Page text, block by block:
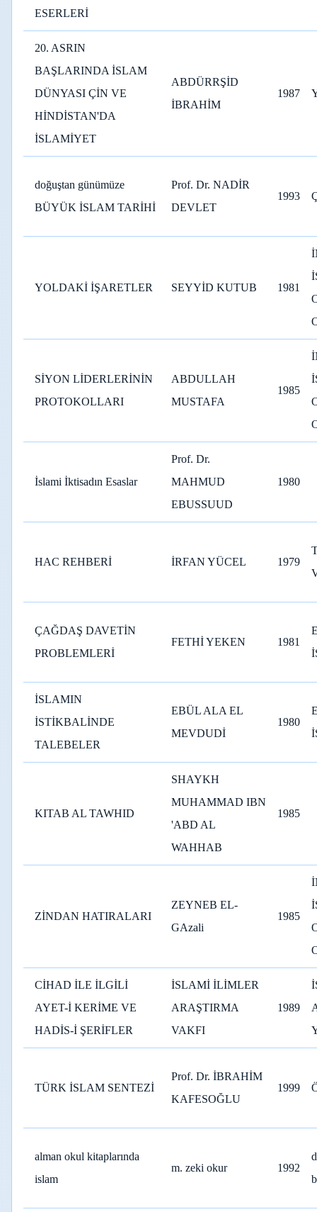
ESERLERİ
20. ASRIN
BAŞLARINDA İSLAM
DÜNYASI ÇİN VE
HİNDİSTAN'DA
İSLAMİYET
ABDÜRRŞİD
İBRAHİM
1987
doğuştan günümüze
BÜYÜK İSLAM TARİHİ
Prof. Dr. NADİR
DEVLET
1993
YOLDAKİ İŞARETLER SEYYİD KUTUB 1981
SİYON LİDERLERİNİN
PROTOKOLLARI
ABDULLAH
MUSTAFA
1985
İslami İktisadın Esaslar
Prof. Dr.
MAHMUD
EBUSSUUD
1980
HAC REHBERİ İRFAN YÜCEL 1979
ÇAĞDAŞ DAVETİN
PROBLEMLERİ
FETHİ YEKEN 1981
İSLAMIN
İSTİKBALİNDE
TALEBELER
EBÜL ALA EL
MEVDUDİ
1980
KITAB AL TAWHID
SHAYKH
MUHAMMAD IBN
'ABD AL
WAHHAB
1985
ZİNDAN HATIRALARI
ZEYNEB EL-
GAzali
1985
CİHAD İLE İLGİLİ
AYET-İ KERİME VE
HADİS-İ ŞERİFLER
İSLAMİ İLİMLER
ARAŞTIRMA
VAKFI
1989
TÜRK İSLAM SENTEZİ
Prof. Dr. İBRAHİM
KAFESOĞLU
1999
alman okul kitaplarında
islam
m. zeki okur 1992